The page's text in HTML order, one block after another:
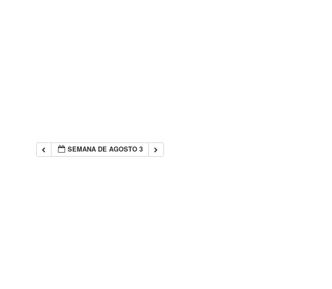
SEMANA DE AGOSTO 3